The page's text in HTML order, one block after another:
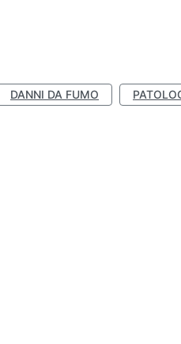
DANNI DA FUMO